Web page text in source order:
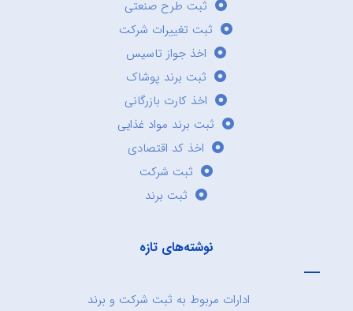
ثبت طرح صنعتی
ثبت تغییرات شرکت
اخذ جواز تاسیس
ثبت برند پوشاک
اخذ کارت بازرگانی
ثبت برند مواد غذایی
اخذ کد اقتصادی
ثبت شرکت
ثبت برند
نوشته‌های تازه
ادارات مربوط به ثبت شرکت و برند